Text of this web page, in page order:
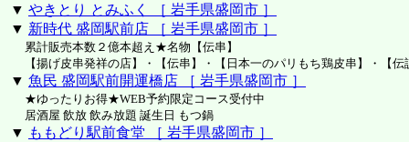
▼ やきとり とみふく ［ 岩手県盛岡市 ］
▼ 新時代 盛岡駅前店 ［ 岩手県盛岡市 ］
累計販売本数２億本超え★名物【伝串】
【揚げ皮串発祥の店】・【伝串】・【日本一のパリもち鶏皮串】・【伝
▼ 魚民 盛岡駅前開運橋店 ［ 岩手県盛岡市 ］
★ゆったりお得★WEB予約限定コース受付中
居酒屋 飲放 飲み放題 誕生日 もつ鍋
▼ ももどり駅前食堂 ［ 岩手県盛岡市 ］